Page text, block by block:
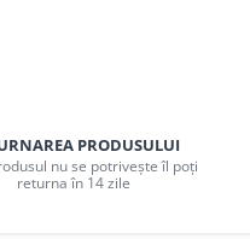
PRODUSULUI
nu se potrivește îl poți
returna în 14 zile